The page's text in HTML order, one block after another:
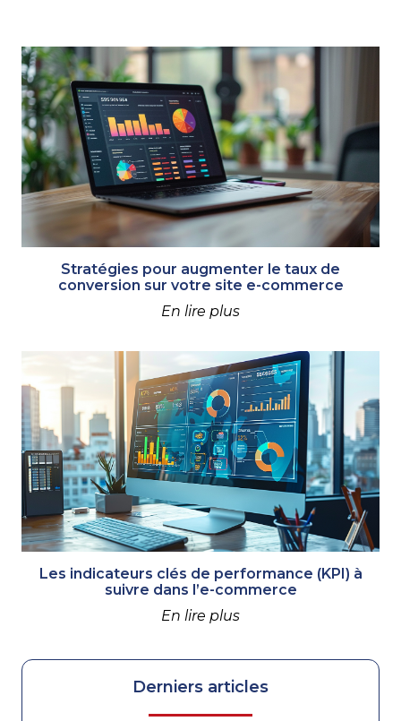
Stratégies pour augmenter le taux de
conversion sur votre site e-commerce
En lire plus
Les indicateurs clés de performance (KPI) à
suivre dans l’e-commerce
En lire plus
Derniers articles